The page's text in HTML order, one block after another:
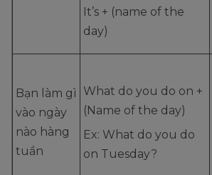
It’s + (name of the
day)
Bạn làm gì
vào ngày
nào hàng
tuần
What do you do on +
(Name of the day)
Ex: What do you do
on Tuesday?